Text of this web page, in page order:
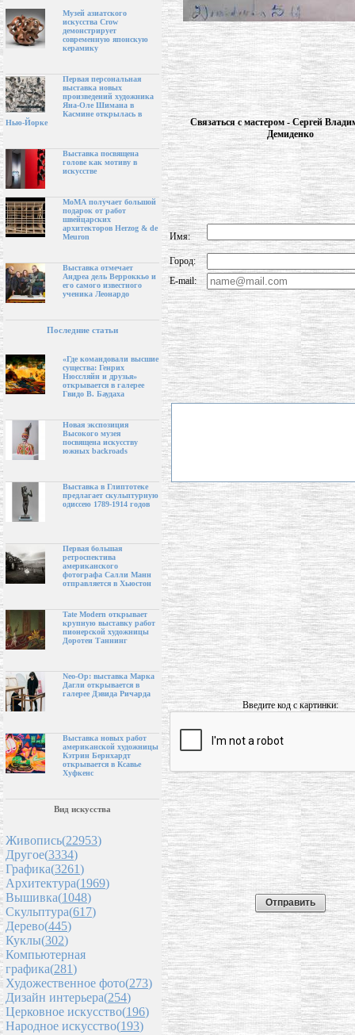
Музей азиатского
искусства Crow
демонстрирует
современную японскую
керамику
Первая персональная
выставка новых
произведений художника
Яна-Оле Шимана в
Касмине открылась в
Нью-Йорке
Выставка посвящена
голове как мотиву в
искусстве
МоМА получает большой
подарок от работ
швейцарских
архитекторов Herzog & de
Meuron
Выставка отмечает
Андреа дель Верроккьо и
его самого известного
ученика Леонардо
Последние статьи
«Где командовали высшие
существа: Генрих
Нюссляйн и друзья»
открывается в галерее
Гвидо В. Баудаха
Новая экспозиция
Высокого музея
посвящена искусству
южных backroads
Выставка в Глиптотеке
предлагает скульптурную
одиссею 1789-1914 годов
Первая большая
ретроспектива
американского
фотографа Салли Манн
отправляется в Хьюстон
Tate Modern открывает
крупную выставку работ
пионерской художницы
Доротеи Таннинг
Neo-Op: выставка Марка
Дагли открывается в
галерее Дэвида Ричарда
Выставка новых работ
американской художницы
Кэтрин Бернхардт
открывается в Ксавье
Хуфкенс
Вид искусства
Живопись(22953)
Другое(3334)
Графика(3261)
Архитектура(1969)
Вышивка(1048)
Скульптура(617)
Дерево(445)
Куклы(302)
Компьютерная
графика(281)
Художественное фото(273)
Дизайн интерьера(254)
Церковное искусство(196)
Народное искусство(193)
Связаться с мастером - Сергей
Демиденко
Имя:
Город:
E-mail:
Введите код с картинки: